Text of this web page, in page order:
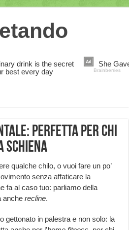
perfetta per chi
schiena
qualche chilo, o vuoi fare un po’
senza affaticare la
fa al caso tuo: parliamo della
ancherecline.
gettonato in palestra e non solo: la